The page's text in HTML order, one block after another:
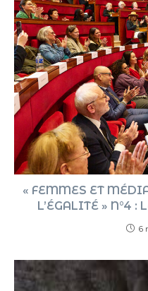
« FEMMES ET
L’ÉGALITÉ » N°4
6